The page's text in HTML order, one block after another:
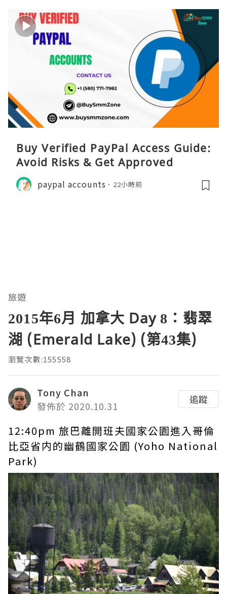
Buy Verified PayPal Access Guide:
Avoid Risks & Get Approved
paypal accounts 22小時前
旅遊
2015年6月 加拿大 Day 8：翡翠
湖 (Emerald Lake) (第43集)
瀏覽次數:155558
Tony Chan
發佈於 2020.10.31
追蹤
12:40pm 旅巴離開班夫國家公園進入哥倫
比亞省内的幽鶴國家公園 (Yoho National
Park)